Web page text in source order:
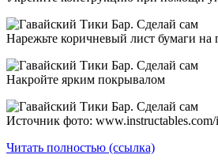
Нарежьте коричневый лист бумаги на
Накройте ярким покрывалом
Источник фото:
Читать полностью (ссылка)